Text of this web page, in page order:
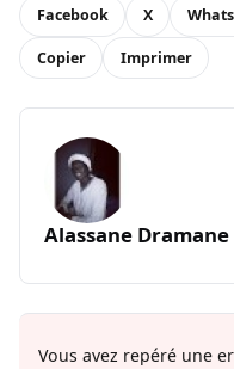
Facebook X
Copier Imprimer
Alassane Dramane
Vous avez repéré une